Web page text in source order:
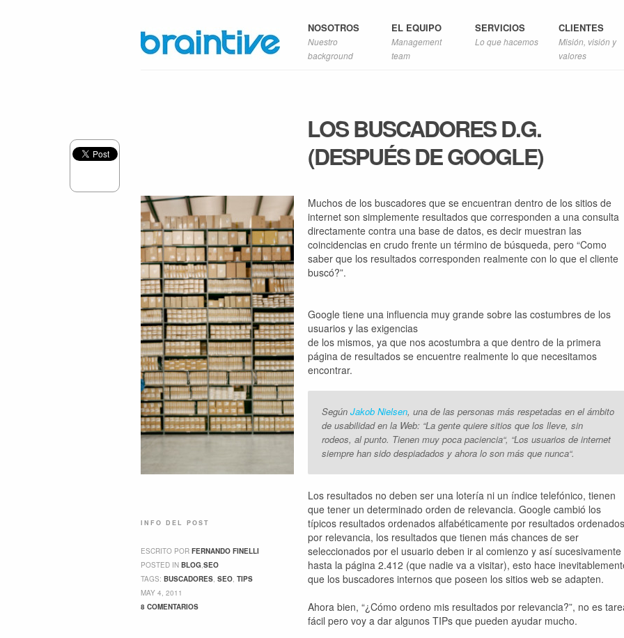
NOSOTROS
Nuestro
background
EL EQUIPO
Management
team
SERVICIOS
Lo que hacemos
CLIENTES
Misión, visión y
valores
LOS BUSCADORES D.G.
(DESPUÉS DE GOOGLE)
Muchos de los buscadores que se encuentran dentro de los sitios de
internet son simplemente resultados que corresponden a una consulta
directamente contra una base de datos, es decir muestran las
coincidencias en crudo frente un término de búsqueda, pero “Como
saber que los resultados corresponden realmente con lo que el cliente
buscó?”.
Google tiene una influencia muy grande sobre las costumbres de los
usuarios y las exigencias
de los mismos, ya que nos acostumbra a que dentro de la primera
página de resultados se encuentre realmente lo que necesitamos
encontrar.
Según Jakob Nielsen, una de las personas más respetadas en el ámbito
de usabilidad en la Web: “La gente quiere sitios que los lleve, sin
rodeos, al punto. Tienen muy poca paciencia“, “Los usuarios de internet
siempre han sido despiadados y ahora lo son más que nunca“.
Los resultados no deben ser una lotería ni un índice telefónico, tienen
que tener un determinado orden de relevancia. Google cambió los
típicos resultados ordenados alfabéticamente por resultados ordenados
por relevancia, los resultados que tienen más chances de ser
seleccionados por el usuario deben ir al comienzo y así sucesivamente
hasta la página 2.412 (que nadie va a visitar), esto hace
que los buscadores internos que poseen los sitios web se adapten.
Ahora bien, “¿Cómo ordeno mis resultados por relevancia?”, no es
fácil pero voy a dar algunos TIPs que pueden ayudar mucho.
INFO DEL POST
ESCRITO POR FERNANDO FINELLI
POSTED IN BLOG,SEO
TAGS: BUSCADORES, SEO, TIPS
MAY 4, 2011
8 COMENTARIOS